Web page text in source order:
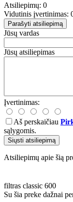
Atsiliepimų: 0
Vidutinis įvertinimas:
Parašyti atsiliepimą
Jūsų vardas
Jūsų atsiliepimas
Įvertinimas:
Aš perskaičiau
sąlygomis.
Siųsti atsiliepimą
Atsiliepimų apie šią
filtras classic 600
Su šia preke dažnai